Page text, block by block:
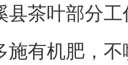
叶部分工
施有机肥，